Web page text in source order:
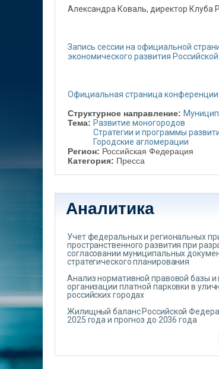
Александра Коваль, директор
Запись сессии на официальной
экономического развития
Официальная страница
Структурное направление:
Тема: Развитие моногородов
Стратегии и программы
Городские агломерации
Регион: Российская Федерация
Категория: Пресса
Аналитика
Учет федеральных и региональных
пространственного развития при
согласовании муниципальных
стратегического планирования
Анализ нормативной правовой базы и
организации платной парковки в
российских городах
Жилищный баланс Российской
2025 года и прогноз до 2036 года